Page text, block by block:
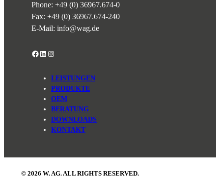
Phone: +49 (0) 36967.674-0
Fax: +49 (0) 36967.674-240
E-Mail: info@wag.de
Facebook
LinkedIn
Instagram
LEISTUNGEN
PRODUKTE
OEM
BERATUNG
DOWNLOADS
KONTAKT
© 2026 W. AG. ALL RIGHTS RESERVED.